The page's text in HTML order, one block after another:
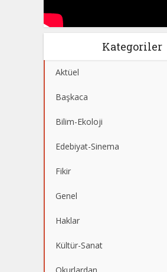
Kategoriler
Aktüel
Başkaca
Bilim-Ekoloji
Edebiyat-Sinema
Fikir
Genel
Haklar
Kültür-Sanat